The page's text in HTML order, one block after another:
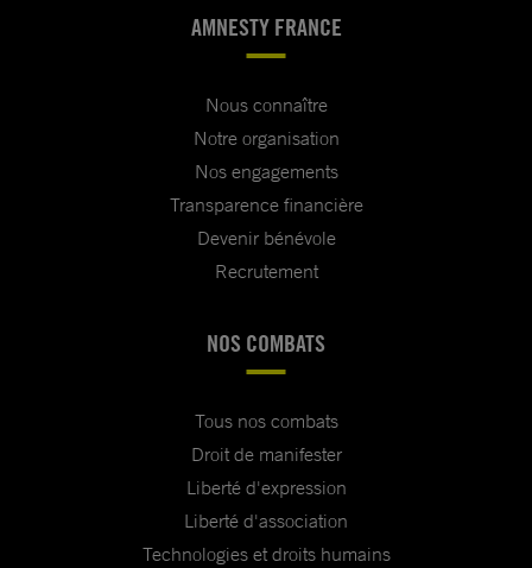
AMNESTY FRANCE
Nous connaître
Notre organisation
Nos engagements
Transparence financière
Devenir bénévole
Recrutement
NOS COMBATS
Tous nos combats
Droit de manifester
Liberté d'expression
Liberté d'association
Technologies et droits humains